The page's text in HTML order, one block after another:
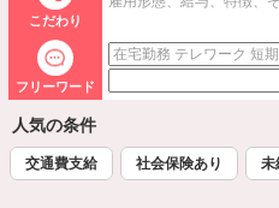
こだわり
フリーワード
人気の条件
交通費支給 社会保険あり 未